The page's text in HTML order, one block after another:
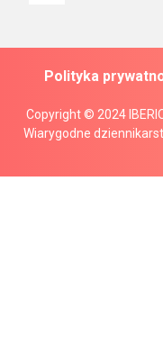
Copyright © 2024
Wiarygodne
Polityka